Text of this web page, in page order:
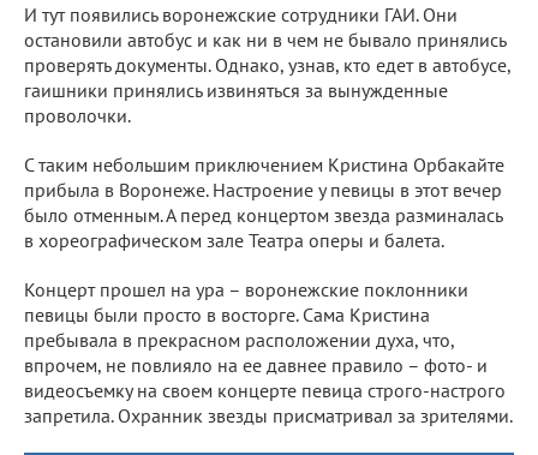
И тут появились воронежские сотрудники ГАИ. Они
остановили автобус и как ни в чем не бывало принялись
проверять документы. Однако, узнав, кто едет в автобусе,
гаишники принялись извиняться за вынужденные
проволочки.
С таким небольшим приключением Кристина Орбакайте
прибыла в Воронеже. Настроение у певицы в этот вечер
было отменным. А перед концертом звезда разминалась
в хореографическом зале Театра оперы и балета.
Концерт прошел на ура – воронежские поклонники
певицы были просто в восторге. Сама Кристина
пребывала в прекрасном расположении духа, что,
впрочем, не повлияло на ее давнее правило – фото- и
видеосъемку на своем концерте певица строго-настрого
запретила. Охранник звезды присматривал за зрителями.